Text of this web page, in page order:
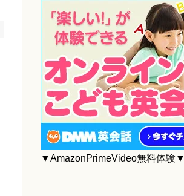
▼AmazonPrimeVideo無料体験▼